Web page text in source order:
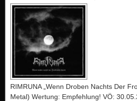
RIMRUNA „Wenn Droben Nachts Der
Metal) Wertung: Empfehlung! VÖ: